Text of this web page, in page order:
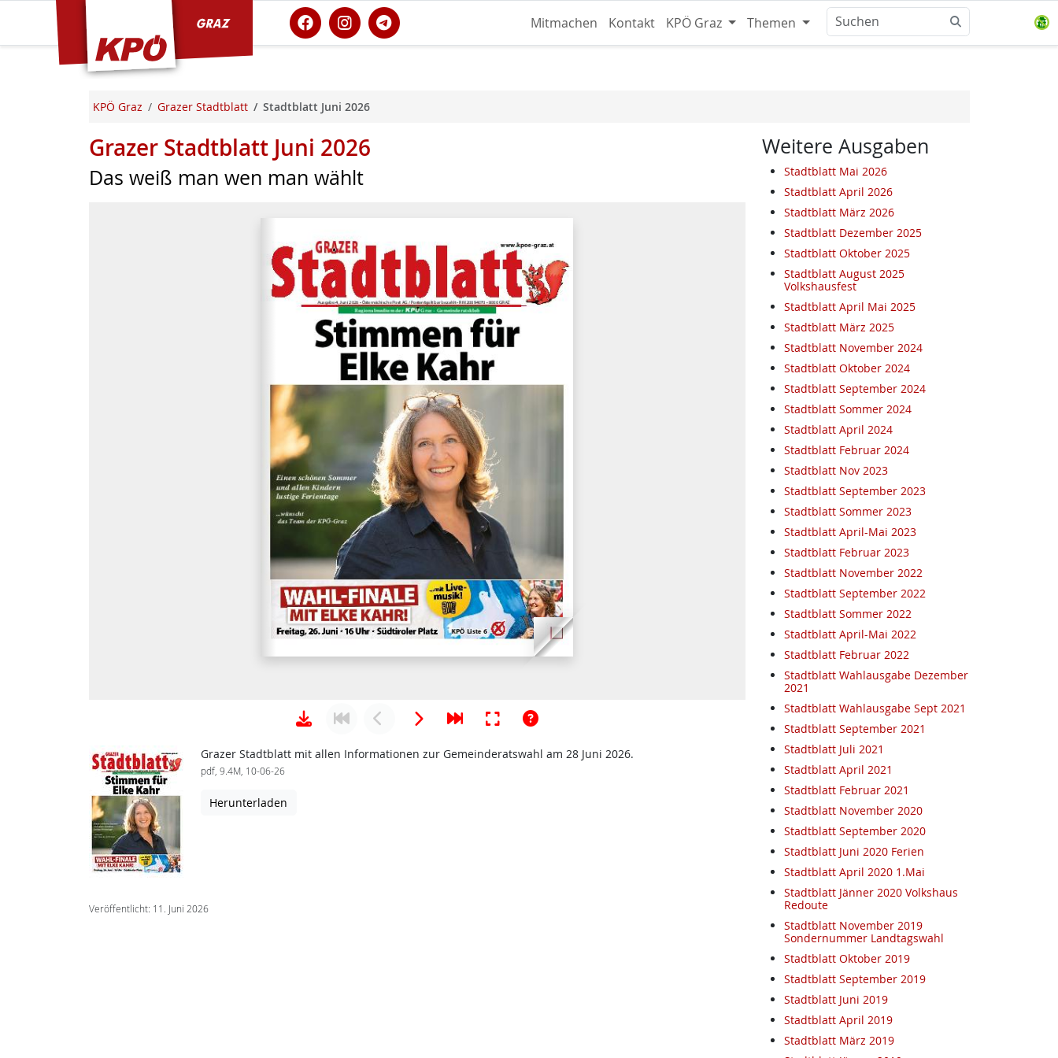
Mitmachen Kontakt KPÖ Graz Themen
KPÖ Graz Grazer Stadtblatt Stadtblatt Juni 2026
Grazer Stadtblatt Juni 2026
Das weiß man wen man wählt
Grazer Stadtblatt mit allen Informationen zur Gemeinderatswahl am 28 Juni 2026.
pdf, 9.4M, 10-06-26
Herunterladen
Veröffentlicht: 11. Juni 2026
Weitere Ausgaben
Stadtblatt Mai 2026
Stadtblatt April 2026
Stadtblatt März 2026
Stadtblatt Dezember 2025
Stadtblatt Oktober 2025
Stadtblatt August 2025
Volkshausfest
Stadtblatt April Mai 2025
Stadtblatt März 2025
Stadtblatt November 2024
Stadtblatt Oktober 2024
Stadtblatt September 2024
Stadtblatt Sommer 2024
Stadtblatt April 2024
Stadtblatt Februar 2024
Stadtblatt Nov 2023
Stadtblatt September 2023
Stadtblatt Sommer 2023
Stadtblatt April-Mai 2023
Stadtblatt Februar 2023
Stadtblatt November 2022
Stadtblatt September 2022
Stadtblatt Sommer 2022
Stadtblatt April-Mai 2022
Stadtblatt Februar 2022
Stadtblatt Wahlausgabe Dezember
2021
Stadtblatt Wahlausgabe Sept 2021
Stadtblatt September 2021
Stadtblatt Juli 2021
Stadtblatt April 2021
Stadtblatt Februar 2021
Stadtblatt November 2020
Stadtblatt September 2020
Stadtblatt Juni 2020 Ferien
Stadtblatt April 2020 1.Mai
Stadtblatt Jänner 2020 Volkshaus
Redoute
Stadtblatt November 2019
Sondernummer Landtagswahl
Stadtblatt Oktober 2019
Stadtblatt September 2019
Stadtblatt Juni 2019
Stadtblatt April 2019
Stadtblatt März 2019